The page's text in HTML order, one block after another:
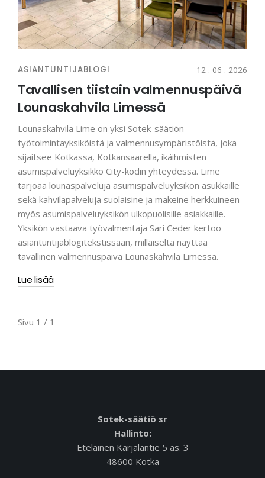
ASIANTUNTIJABLOGI 12 . 06 . 2026
Tavallisen tiistain valmennuspäivä
Lounaskahvila Limessä
Lounaskahvila Lime on yksi Sotek-säätiön
työtoimintayksiköistä ja valmennusympäristöistä, joka
sijaitsee Kotkassa, Kotkansaarella, ikäihmisten
asumispalveluyksikkö City-kodin yhteydessä. Lime
tarjoaa lounaspalveluja asumispalveluyksikön asukkaille
sekä kahvilapalveluja suolaisine ja makeine herkkuineen
myös asumispalveluyksikön ulkopuolisille asiakkaille.
Yksikön vastaava työvalmentaja Sari Ceder kertoo
asiantuntijablogitekstissään, millaiselta näyttää
tavallinen valmennuspäivä Lounaskahvila Limessä.
Lue lisää
Sivu 1 / 1
Sotek-säätiö sr
Hallinto:
Eteläinen Karjalantie 5 as. 3
48600 Kotka